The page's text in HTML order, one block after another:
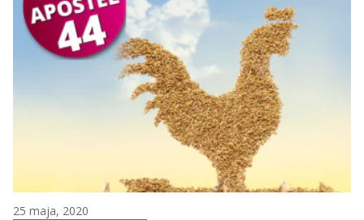
25 maja, 2020